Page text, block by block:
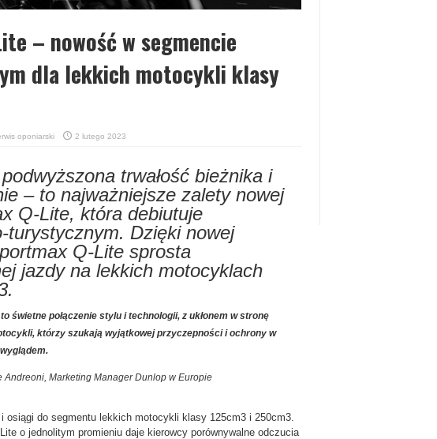
– nowość w segmencie
dla lekkich motocykli klasy
oponiarski 2 lutego 2023
trwałość bieżnika i
– to najważniejsze zalety nowej
Q-Lite, która debiutuje
turystycznym. Dzięki nowej
Q-Lite sprosta
jazdy na lekkich motocyklach
świetne połączenie stylu i technologii, z ukłonem w stronę
którzy szukają wyjątkowej przyczepności i ochrony w
Andreoni, Marketing Manager Dunlop w Europie
osiągi do segmentu lekkich motocykli klasy 125cm3 i 250cm3.
o jednolitym promieniu daje kierowcy porównywalne odczucia